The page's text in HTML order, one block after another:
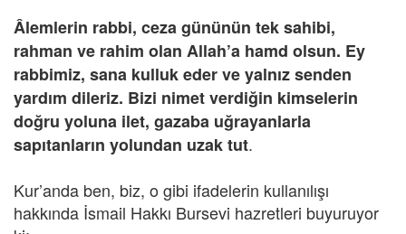
Âlemlerin rabbi, ceza gününün tek sahibi,
rahman ve rahim olan Allah’a hamd olsun. Ey
rabbimiz, sana kulluk eder ve yalnız senden
yardım dileriz. Bizi nimet verdiğin kimselerin
doğru yoluna ilet, gazaba uğrayanlarla
sapıtanların yolundan uzak tut.
Kur’anda ben, biz, o gibi ifadelerin kullanılışı
hakkında İsmail Hakkı Bursevi hazretleri buyuruyor